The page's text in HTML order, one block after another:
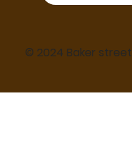
© 2024 Baker street